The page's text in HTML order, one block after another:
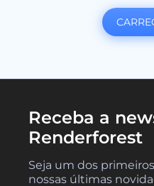
Receba a
Renderforest
Seja um dos
nossas últimas